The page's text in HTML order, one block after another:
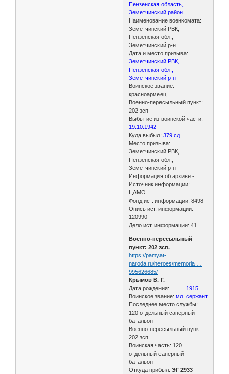
Пензенская область,
Земетчинский район
Наименование военкомата:
Земетчинский РВК,
Пензенская обл.,
Земетчинский р-н
Дата и место призыва:
Земетчинский РВК,
Пензенская обл.,
Земетчинский р-н
Воинское звание:
красноармеец
Военно-пересыльный пункт:
202 зсп
Выбытие из воинской части:
19.10.1942
Куда выбыл:379 сд
Место призыва:
Земетчинский РВК,
Пензенская обл.,
Земетчинский р-н
Информация об архиве -
Источник информации:
ЦАМО
Фонд ист. информации: 8498
Опись ист. информации:
120990
Дело ист. информации: 41
Военно-пересыльный
пункт: 202 зсп.
https://pamyat-
naroda.ru/heroes/memoria …
995626685/
Крымов В. Г.
Дата рождения: __.__. 1915
Воинское звание:мл. сержант
Последнее место службы:
120 отдельный саперный
батальон
Военно-пересыльный пункт:
202 зсп
Воинская часть: 120
отдельный саперный
батальон
Откуда прибыл:ЭГ 2933